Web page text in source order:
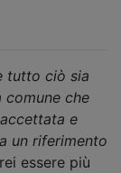
tutto ciò sia
comune che
e
un riferimento
essere più